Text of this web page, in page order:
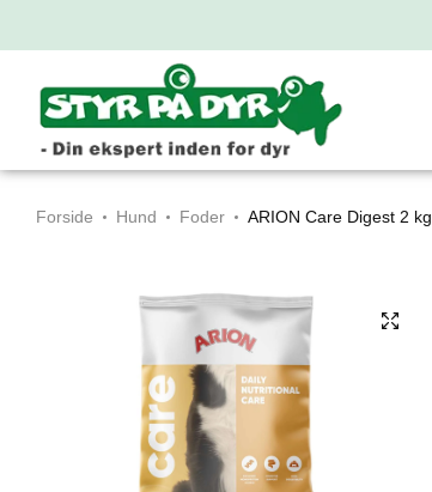
Forside Hund Foder ARION Care Digest 2 kg